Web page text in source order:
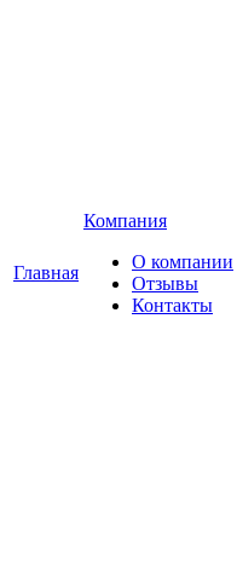
Главная
Компания
О компании
Отзывы
Контакты